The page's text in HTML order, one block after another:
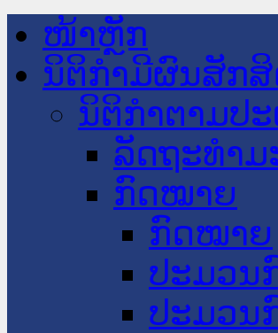
ໜ້າຫຼັກ
ນິຕິກໍາມີຜົນສັກສິ
ນິຕິກໍາຕາມປະ
ລັດຖະທໍາມ
ກົດໝາຍ
ກົດໝາຍ
ປະມວນ
ປະມວນ